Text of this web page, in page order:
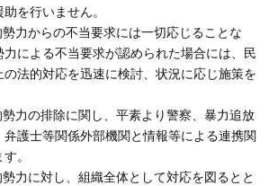
を行いません。
力からの不当要求には一切応じることな
力による不当要求が認められた場合には、民
法的対応を迅速に検討、状況に応じ施策を
力の排除に関し、平素より警察、暴力追放
護士等関係外部機関と情報等による連携関
。
力に対し、組織全体として対応を図るとと